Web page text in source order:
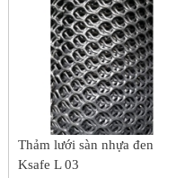
Thảm lưới sàn nhựa đen
Ksafe L 03